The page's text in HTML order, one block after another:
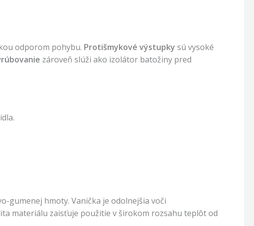
odporom pohybu. Protišmykové výstupky sú vysoké
zároveň slúži ako izolátor batožiny pred
gumenej hmoty. Vanička je odolnejšia voči
materiálu zaisťuje použitie v širokom rozsahu teplôt od